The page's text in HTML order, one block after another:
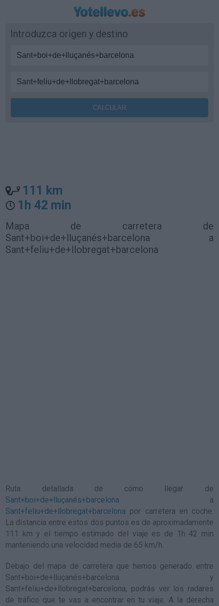
Introduzca origen y destino
111 km
1h 42 min
Mapa de carretera de
Sant+boi+de+lluçanés+barcelona a
Sant+feliu+de+llobregat+barcelona
Ruta detallada de cómo llegar de
Sant+boi+de+lluçanés+barcelona a
Sant+feliu+de+llobregat+barcelona por carretera en coche.
La distancia entre estos dos puntos es de aproximadamente
111 km y el tiempo estimado del viaje es de 1h 42 min
manteniendo una velocidad media de 65 km/h.
Debajo del mapa de carretera que hemos generado entre
Sant+boi+de+lluçanés+barcelona y
Sant+feliu+de+llobregat+barcelona, podrás ver los radares
de tráfico que te vas a encontrar en tu viaje. A la derecha